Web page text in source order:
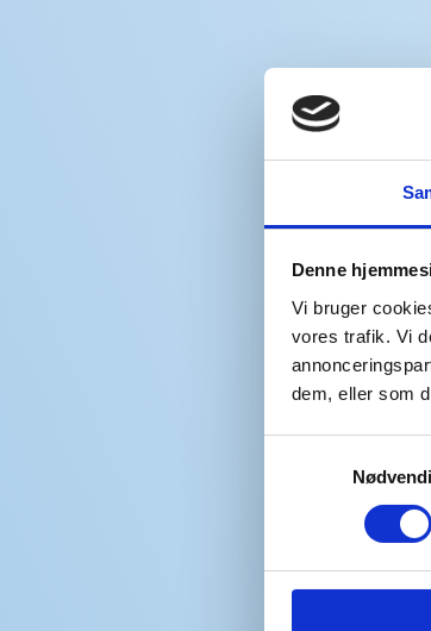
Denne
Vi bruger
vores trafik. Vi
dem, eller som